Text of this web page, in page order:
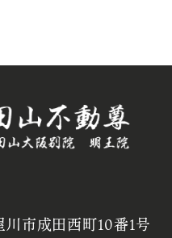
市成田西町10番1号